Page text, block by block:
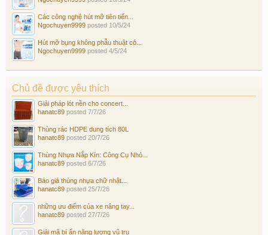
Các công nghệ hút mỡ tiên tiến...
Ngochuyen9999 posted 10/5/24
Hút mỡ bụng không phẫu thuật có...
Ngochuyen9999 posted 4/5/24
Chủ đề được yêu thích
Giải pháp lót nền cho concert...
hanatc89 posted 7/7/26
Thùng rác HDPE dung tích 80L
hanatc89 posted 20/7/26
Thùng Nhựa Nắp Kín: Công Cụ Nhỏ...
hanatc89 posted 6/7/26
Báo giá thùng nhựa chữ nhật...
hanatc89 posted 25/7/26
những ưu điểm của xe nâng tay...
hanatc89 posted 27/7/26
Giải mã bí ẩn năng lượng vũ trụ